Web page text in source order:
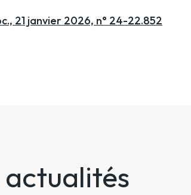
21 janvier 2026, n° 24-22.852
actualités